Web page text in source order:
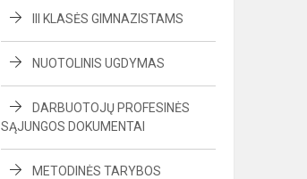
III KLASĖS GIMNAZISTAMS
NUOTOLINIS UGDYMAS
DARBUOTOJŲ PROFESINĖS
SĄJUNGOS DOKUMENTAI
METODINĖS TARYBOS